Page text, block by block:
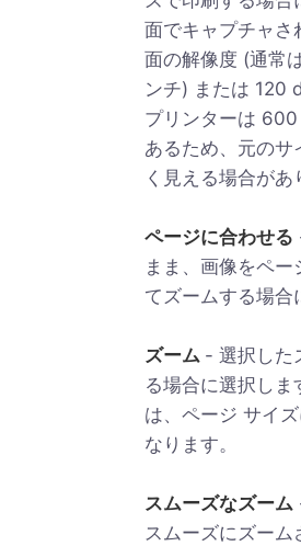
面でキャプチャさ
面の解像度 (通常
ンチ) または 120
プリンターは
あるため、元のサ
く見える場合があ
ページに合わせる
まま、画像をペ
てズームする場合
ズーム - 選択した
る場合に選択しま
は、ページ サイ
なります。
スムーズなズーム
スムーズにズーム